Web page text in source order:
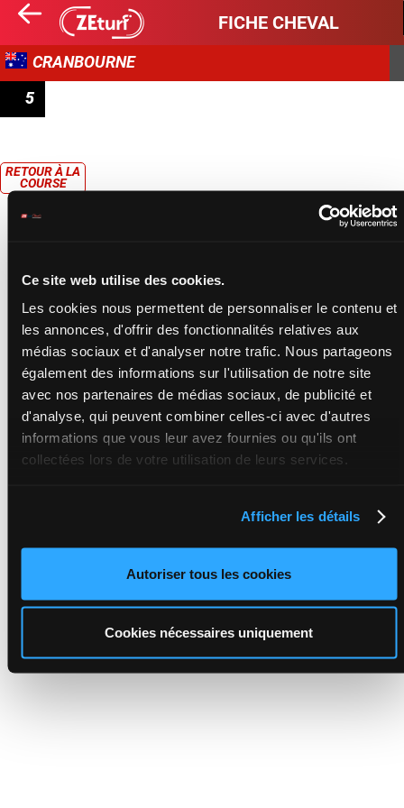
Ce site web utilise des cookies.
Les cookies nous permettent de personnaliser le contenu et
les annonces, d'offrir des fonctionnalités relatives aux
médias sociaux et d'analyser notre trafic. Nous partageons
également des informations sur l'utilisation de notre site
avec nos partenaires de médias sociaux, de publicité et
d'analyse, qui peuvent combiner celles-ci avec d'autres
informations que vous leur avez fournies ou qu'ils ont
collectées lors de votre utilisation de leurs services.
Afficher les détails
Autoriser tous les cookies
Cookies nécessaires uniquement
FICHE CHEVAL
CRANBOURNE
5
RETOUR À LA
COURSE